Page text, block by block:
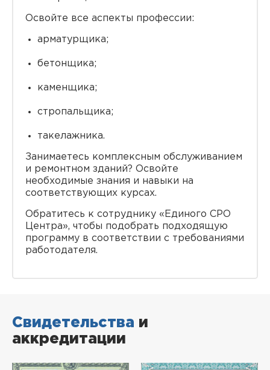
Освойте все аспекты профессии:
арматурщика;
бетонщика;
каменщика;
стропальщика;
такелажника.
Занимаетесь комплексным обслуживанием
и ремонтном зданий? Освойте
необходимые знания и навыки на
соответствующих курсах.
Обратитесь к сотруднику «Единого СРО
Центра», чтобы подобрать подходящую
программу в соответствии с требованиями
работодателя.
Свидетельства и
аккредитации